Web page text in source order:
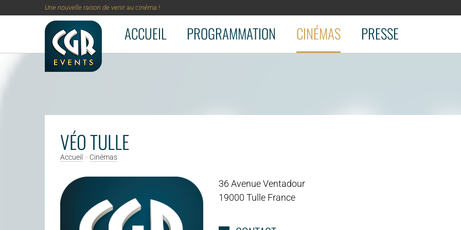
Aller au contenu principal
Une nouvelle raison de venir au cinéma !
ACCUEIL PROGRAMMATION CINÉMAS PRESSE
VÉO TULLE
Accueil > Cinémas
36 Avenue Ventadour
19000 Tulle France